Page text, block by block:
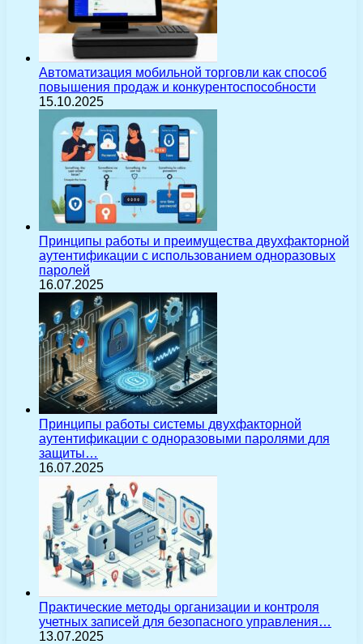
Автоматизация мобильной торговли как способ
повышения продаж и конкурентоспособности
15.10.2025
Принципы работы и преимущества двухфакторной
аутентификации с использованием одноразовых
паролей
16.07.2025
Принципы работы системы двухфакторной
аутентификации с одноразовыми паролями для
защиты…
16.07.2025
Практические методы организации и контроля
учетных записей для безопасного управления…
13.07.2025